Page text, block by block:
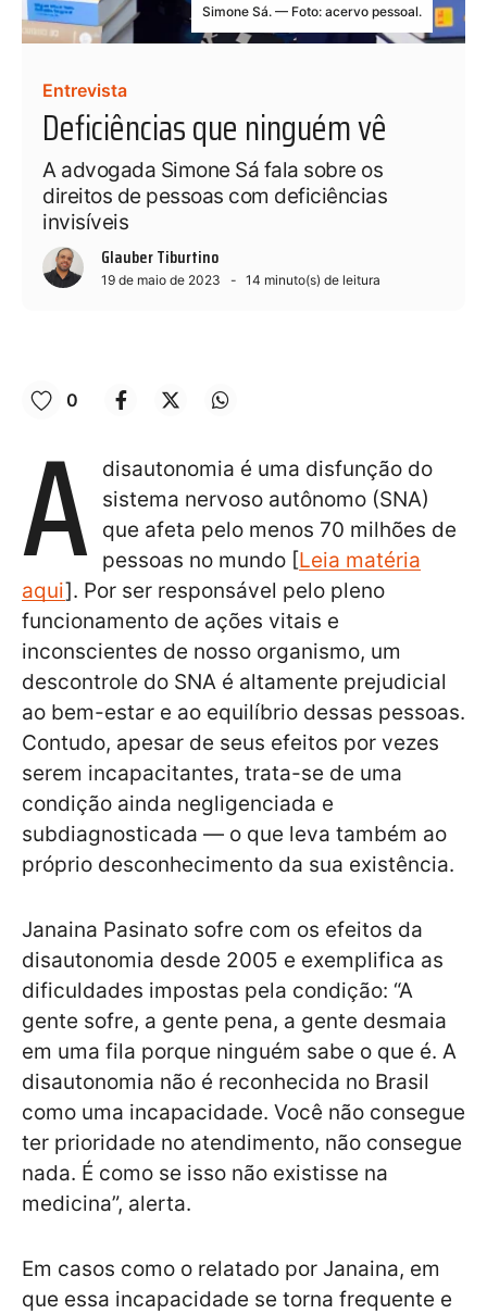
Simone Sá. — Foto: acervo pessoal.
Entrevista
Deficiências que ninguém vê
A advogada Simone Sá fala sobre os
direitos de pessoas com deficiências
invisíveis
Glauber Tiburtino
19 de maio de 2023 14 minuto(s) de leitura
0
A
disautonomia é uma disfunção do
sistema nervoso autônomo (SNA)
que afeta pelo menos 70 milhões de
pessoas no mundo [Leia matéria
aqui]. Por ser responsável pelo pleno
funcionamento de ações vitais e
inconscientes de nosso organismo, um
descontrole do SNA é altamente prejudicial
ao bem-estar e ao equilíbrio dessas pessoas.
Contudo, apesar de seus efeitos por vezes
serem incapacitantes, trata-se de uma
condição ainda negligenciada e
subdiagnosticada — o que leva também ao
próprio desconhecimento da sua existência.
Janaina Pasinato sofre com os efeitos da
disautonomia desde 2005 e exemplifica as
dificuldades impostas pela condição: “A
gente sofre, a gente pena, a gente desmaia
em uma fila porque ninguém sabe o que é. A
disautonomia não é reconhecida no Brasil
como uma incapacidade. Você não consegue
ter prioridade no atendimento, não consegue
nada. É como se isso não existisse na
medicina”, alerta.
Em casos como o relatado por Janaina, em
que essa incapacidade se torna frequente e